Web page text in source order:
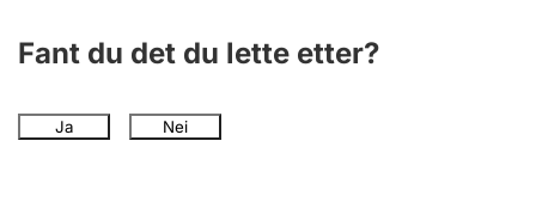
Fant du det du lette etter?
Ja Nei